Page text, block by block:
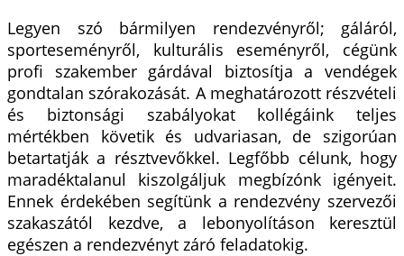
Legyen szó bármilyen rendezvényről; gáláról,
sporteseményről, kulturális eseményről, cégünk
profi szakember gárdával biztosítja a vendégek
gondtalan szórakozását. A meghatározott részvételi
és biztonsági szabályokat kollégáink teljes
mértékben követik és udvariasan, de szigorúan
betartatják a résztvevőkkel. Legfőbb célunk, hogy
maradéktalanul kiszolgáljuk megbízónk igényeit.
Ennek érdekében segítünk a rendezvény szervezői
szakaszától kezdve, a lebonyolításon keresztül
egészen a rendezvényt záró feladatokig.